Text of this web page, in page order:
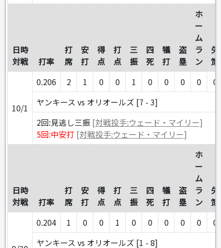
日時
対戦
打率
打
席
安
打
得
点
打
点
三
振
四
死
犠
打
盗
塁
ホ
ー
ム
ラ
ン
失
策
10/1
0.206 2 1 0 0 1 0 0 0 0
0
ヤンキース vs オリオールズ [7 - 3]
2回:見逃し三振 [対戦投手:ウェード・マイリー]
5回:中安打 [対戦投手:ウェード・マイリー]
日時
対戦
打率
打
席
安
打
得
点
打
点
三
振
四
死
犠
打
盗
塁
ホ
ー
ム
ラ
ン
失
策
0.204 1 0 0 1 0 0 0 0 0
0
ヤンキース vs オリオールズ [1 - 8]